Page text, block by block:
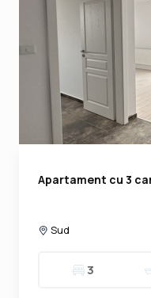
Apartament cu 3
Sud
3